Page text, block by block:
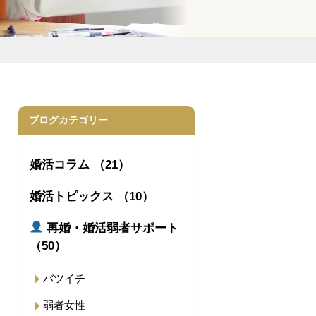
ブログカテゴリー
婚活コラム （21）
婚活トピックス （10）
再婚・婚活弱者サポート
（50）
バツイチ
弱者女性